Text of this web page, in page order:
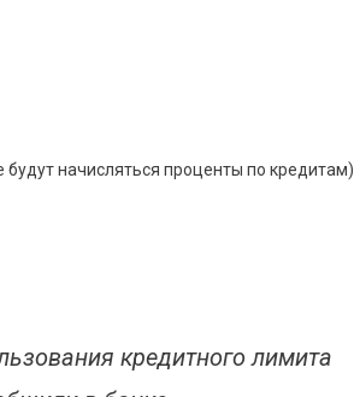
начисляться проценты по кредитам).
кредитного лимита